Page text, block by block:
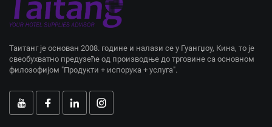
Таитанг је основан 2008. године и налази се у Гуангџоу, Кина, то је
свеобухватно предузеће од производње до трговине са основном
филозофијом "Продукти + испорука + услуга".